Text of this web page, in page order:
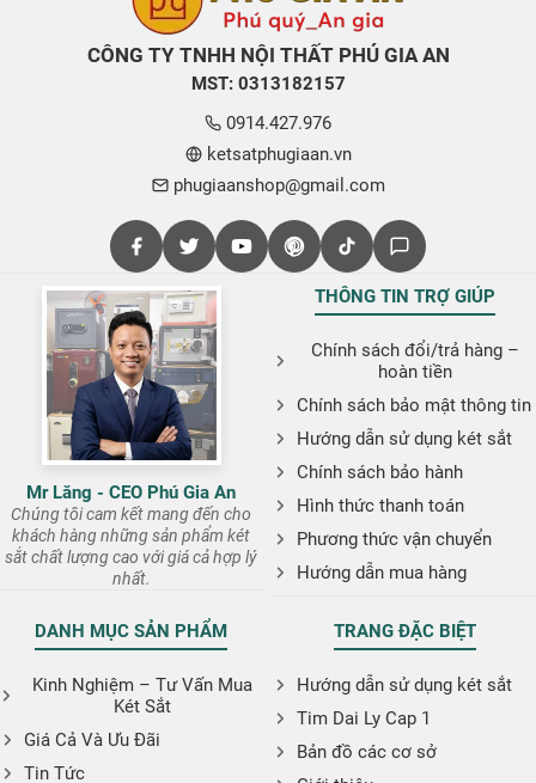
CÔNG TY TNHH NỘI THẤT PHÚ GIA AN
MST: 0313182157
0914.427.976
ketsatphugiaan.vn
phugiaanshop@gmail.com
Mr Lăng - CEO Phú Gia An
Chúng tôi cam kết mang đến cho
khách hàng những sản phẩm két
sắt chất lượng cao với giá cả hợp lý
nhất.
THÔNG TIN TRỢ GIÚP
Chính sách đổi/trả hàng –
hoàn tiền
Chính sách bảo mật thông tin
Hướng dẫn sử dụng két sắt
Chính sách bảo hành
Hình thức thanh toán
Phương thức vận chuyển
Hướng dẫn mua hàng
DANH MỤC SẢN PHẨM
Kinh Nghiệm – Tư Vấn Mua
Két Sắt
Giá Cả Và Ưu Đãi
Tin Tức
TRANG ĐẶC BIỆT
Hướng dẫn sử dụng két sắt
Tim Dai Ly Cap 1
Bản đồ các cơ sở